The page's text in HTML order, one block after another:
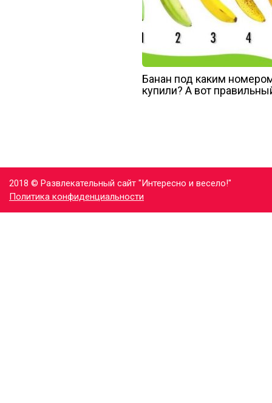
Банан под каким
купили? А вот
2018 © Развлекательный сайт "Интересно и весело!"
Политика конфиденциальности